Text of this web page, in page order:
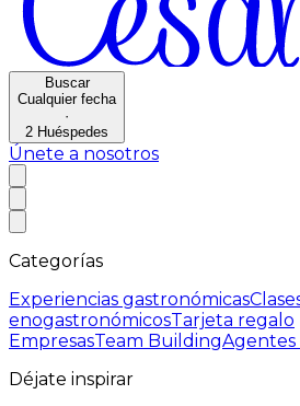
Buscar
Cualquier fecha
·
2 Huéspedes
Únete a nosotros
Categorías
Experiencias gastronómicas
enogastronómicosTarjeta regalo
EmpresasTeam BuildingAgentes
Déjate inspirar